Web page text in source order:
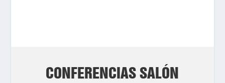
CONFERENCIAS SALÓN